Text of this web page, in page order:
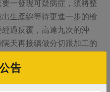
一發現可疑病症，須將整
生產線等待更進一步的檢
過反覆，高達九次的沖
天再接續做分切跟加工的
格待遇，而是信功每天重
告